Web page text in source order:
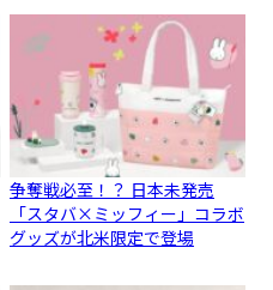
争奪戦必至！？ 日本未発売
「スタバ×ミッフィー」コラボ
グッズが北米限定で登場